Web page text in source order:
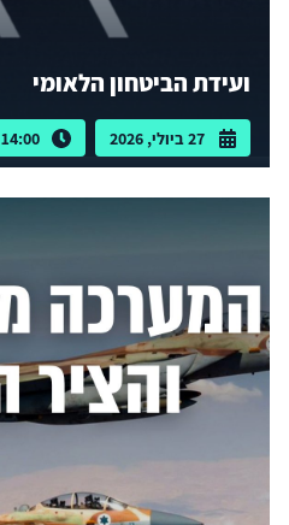
ועידת הביטחון הלאומי
27 ביולי, 2026 14:00 - 10:00